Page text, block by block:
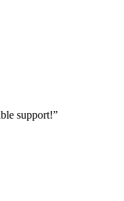
support!”